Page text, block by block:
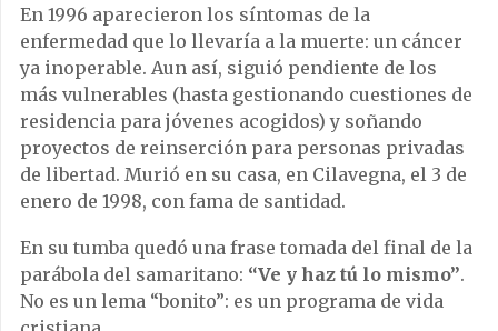
En 1996 aparecieron los síntomas de la
enfermedad que lo llevaría a la muerte: un cáncer
ya inoperable. Aun así, siguió pendiente de los
más vulnerables (hasta gestionando cuestiones de
residencia para jóvenes acogidos) y soñando
proyectos de reinserción para personas privadas
de libertad. Murió en su casa, en Cilavegna, el 3 de
enero de 1998, con fama de santidad.
En su tumba quedó una frase tomada del final de la
parábola del samaritano: “Ve y haz tú lo mismo”.
No es un lema “bonito”: es un programa de vida